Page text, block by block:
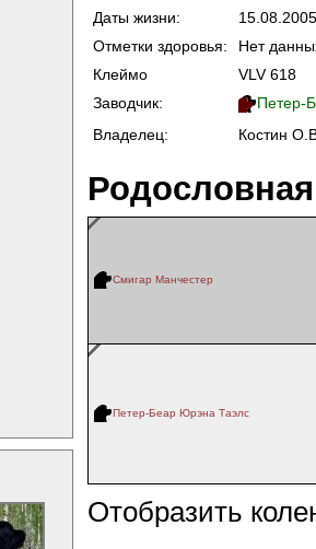
Даты жизни:
Отметки здоровья:
Нет
Клеймо
VLV 618
Заводчик:
Петер-
Владелец:
Костин
Родословная
Смигар Манчестер
Петер-Беар Юрэна Таэлс
Отобразить